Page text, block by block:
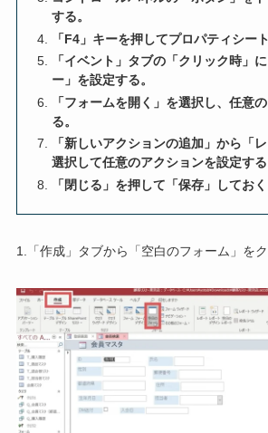
する。
「F4」キーを押してプロパティシー
「イベント」タブの「クリック時」
ー」を設定する。
「フォームを開く」を選択し、任意
る。
「新しいアクションの追加」から「
選択して任意のアクションを設定する
「閉じる」を押して「保存」しておく
1.「作成」タブから「空白のフォーム」を